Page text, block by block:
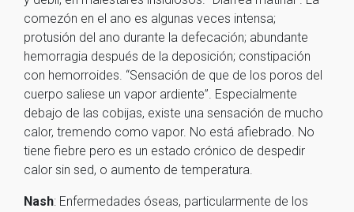
comezón en el ano es algunas veces intensa;
protusión del ano durante la defecación; abundante
hemorragia después de la deposición; constipación
con hemorroides. “Sensación de que de los poros del
cuerpo saliese un vapor ardiente”. Especialmente
debajo de las cobijas, existe una sensación de mucho
calor, tremendo como vapor. No está afiebrado. No
tiene fiebre pero es un estado crónico de despedir
calor sin sed, o aumento de temperatura.
Nash: Enfermedades óseas, particularmente de los